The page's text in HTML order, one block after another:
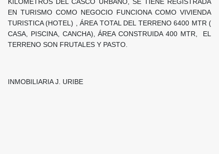
EN TURISMO COMO NEGOCIO FUNCIONA COMO VIVIENDA
TURISTICA (HOTEL) , ÁREA TOTAL DEL TERRENO 6400 MTR (
CASA, PISCINA, CANCHA), ÁREA CONSTRUIDA 400 MTR, EL
TERRENO SON FRUTALES Y PASTO.
INMOBILIARIA J. URIBE